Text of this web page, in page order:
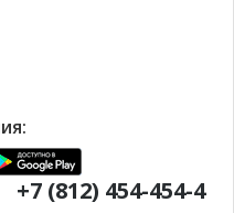
+7 (812) 454-454-4